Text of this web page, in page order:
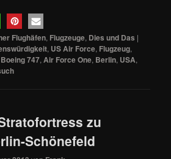
Flughäfen, Flugzeuge, Dies und Das |
, US Air Force, Flugzeug,
Boeing 747, Air Force One, Berlin, USA,
zu
Schönefeld